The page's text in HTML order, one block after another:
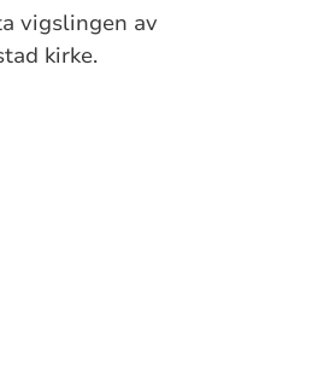
vigslingen av
kirke.